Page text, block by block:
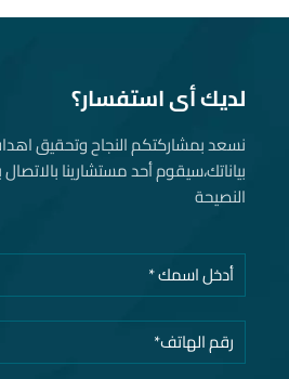
لديك أى استفسار؟
نسعد بمشاركتكم النجاح وتحقيق
بياناتك، سيقوم أحد مستشارينا
النصيحة